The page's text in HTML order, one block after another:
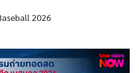
2026